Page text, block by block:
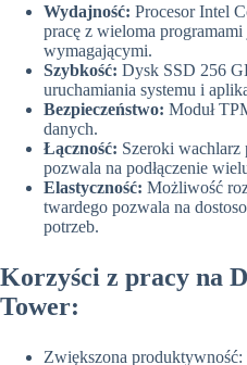
Wydajność: Procesor Intel
pracę z wieloma
wymagającymi.
Szybkość: Dysk SSD 256
uruchamiania systemu i
Bezpieczeństwo: Moduł
danych.
Łączność: Szeroki
pozwala na podłączenie
Elastyczność: Możliwość
twardego pozwala na
potrzeb.
Korzyści z pracy na
Tower:
Zwiększona